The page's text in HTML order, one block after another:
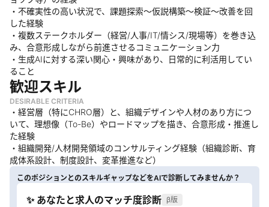
・不確実性の高い状況で、課題探索〜仮説構築〜検証〜改善を回
した経験
・複数ステークホルダー（経営/人事/IT/情シス/現場等）を巻き込
み、合意形成しながら前進させるコミュニケーション力
・生成AIに対する深い関心・興味があり、日常的に利活用してい
ること
歓迎スキル
DESIRABLE CRITERIA
・経営層（特にCHRO層）と、組織デザインや人材のあり方につ
いて、理想像（To-Be）やロードマップを描き、合意形成・推進し
た経験
・組織開発/人材開発領域のコンサルティング経験（組織診断、育
成体系設計、制度設計、変革推進など）
このポジションとのスキルギャップなどをAIで診断してみませんか？
✨ あなたと求人のマッチ度診断 β版